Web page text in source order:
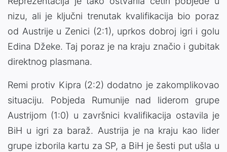
nizu, ali je ključni trenutak kvalifikacija bio poraz
od Austrije u Zenici (2:1), uprkos dobroj igri i golu
Edina Džeke. Taj poraz je na kraju značio i gubitak
direktnog plasmana.
Remi protiv Kipra (2:2) dodatno je zakomplikovao
situaciju. Pobjeda Rumunije nad liderom grupe
Austrijom (1:0) u završnici kvalifikacija ostavila je
BiH u igri za baraž. Austrija je na kraju kao lider
grupe izborila kartu za SP, a BiH je šesti put ušla u